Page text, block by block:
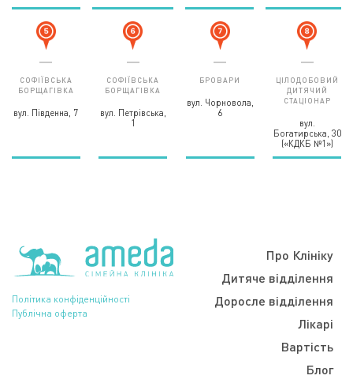
СОФІЇВСЬКА
БОРЩАГІВКА
вул. Південна, 7
СОФІЇВСЬКА
БОРЩАГІВКА
вул. Петрівська,
1
БРОВАРИ
вул. Чорновола,
6
ЦІЛОДОБОВИЙ
ДИТЯЧИЙ
СТАЦІОНАР
вул.
Богатирська, 30
(«КДКБ №1»)
Політика конфіденційності
Публічна оферта
Про Клініку
Дитяче відділення
Доросле відділення
Лікарі
Вартість
Блог